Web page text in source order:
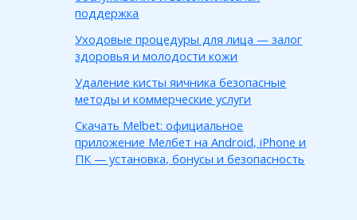
поддержка
Уходовые процедуры для лица — залог
здоровья и молодости кожи
Удаление кисты яичника безопасные
методы и коммерческие услуги
Скачать Melbet: официальное
приложение Мелбет на Android, iPhone и
ПК — установка, бонусы и безопасность